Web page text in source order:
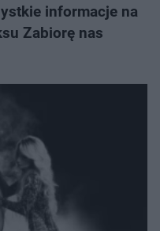
informacje na
Zabiorę nas